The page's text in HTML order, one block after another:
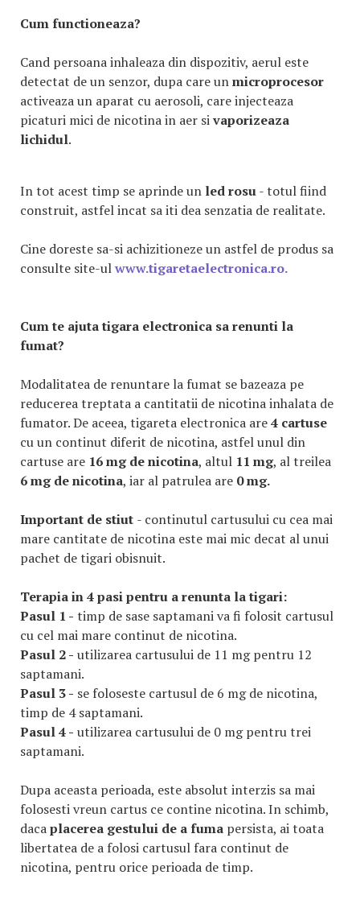
Cum functioneaza?
Cand persoana inhaleaza din dispozitiv, aerul este
detectat de un senzor, dupa care unmicroprocesor
activeaza un aparat cu aerosoli, care injecteaza
picaturi mici de nicotina in aer sivaporizeaza
lichidul.
In tot acest timp se aprinde un led rosu- totul fiind
construit, astfel incat sa iti dea senzatia de realitate.
Cine doreste sa-si achizitioneze un astfel de produs sa
consulte site-ulwww.tigaretaelectronica.ro.
Cum te ajuta tigara electronica sa renunti la
fumat?
Modalitatea de renuntare la fumat se bazeaza pe
reducerea treptata a cantitatii de nicotina inhalata de
fumator. De aceea, tigareta electronica are4 cartuse
cu un continut diferit de nicotina, astfel unul din
cartuse are 16 mg de nicotina, altul 11 mg, al treilea
6 mg de nicotina, iar al patrulea are 0 mg.
Important de stiut - continutul cartusului cu cea mai
mare cantitate de nicotina este mai mic decat al unui
pachet de tigari obisnuit.
Terapia in 4 pasi pentru a renunta la tigari:
Pasul 1 - timp de sase saptamani va fi folosit cartusul
cu cel mai mare continut de nicotina.
Pasul 2 - utilizarea cartusului de 11 mg pentru 12
saptamani.
Pasul 3 - se foloseste cartusul de 6 mg de nicotina,
timp de 4 saptamani.
Pasul 4 - utilizarea cartusului de 0 mg pentru trei
saptamani.
Dupa aceasta perioada, este absolut interzis sa mai
folosesti vreun cartus ce contine nicotina. In schimb,
dacaplacerea gestului de a fuma persista, ai toata
libertatea de a folosi cartusul fara continut de
nicotina, pentru orice perioada de timp.